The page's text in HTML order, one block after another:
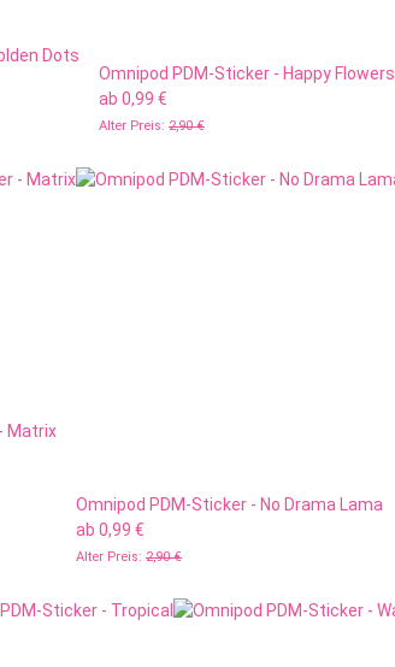
Dots
Omnipod PDM-Sticker - Happy Flowers
ab 0,99 €
Alter Preis: 2,90 €
Matrix
Omnipod PDM-Sticker - No Drama Lama
ab 0,99 €
Alter Preis: 2,90 €